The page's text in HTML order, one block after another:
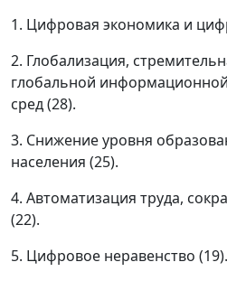
1. Цифровая экономика и
2. Глобализация,
глобальной
сред (28).
3. Снижение уровня
населения (25).
4. Автоматизация труда,
(22).
5. Цифровое неравенство (19).